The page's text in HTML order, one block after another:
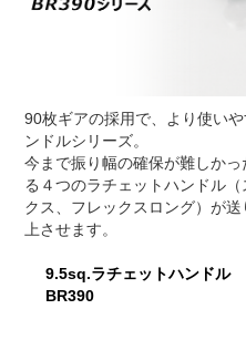
90枚ギアの採用で、より使い
ンドルシリーズ。
今まで振り幅の確保が難しか
る４つのラチェットハンドル
クス、フレックスロング）が
上させます。
9.5sq.ラチェットハンドル
BR390